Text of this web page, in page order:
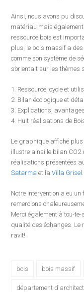
Ainsi, nous avons pu
matériau mais
ressource bois est
plus, le bois massif a
comme son système de
s’orientait sur les thèmes
1. Ressource, cycle et
2. Bilan écologique et
3. Explications,
4. Huit réalisations de
Le graphique affiché plus
illustre ainsi le bilan CO2
réalisations présentées
Satarma et laVilla Grisel
Notre intervention a eu
remercions
Merci également à tou-
qualité des échanges.
ravit!
bois bois massif
département